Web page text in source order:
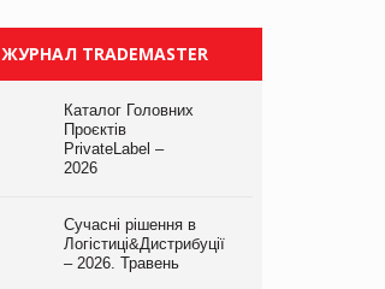
ЖУРНАЛ TRADEMASTER
Каталог Головних
Проєктів
PrivateLabel –
2026
Сучасні рішення в
Логістиці&Дистрибуції
– 2026. Травень